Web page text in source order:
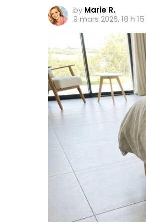
by Marie R.
9 mars 2026, 18 h